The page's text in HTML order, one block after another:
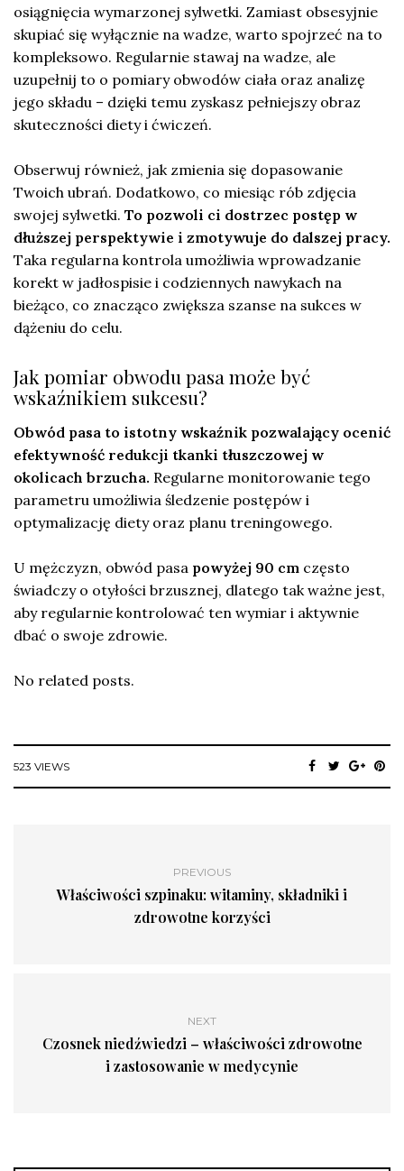
osiągnięcia wymarzonej sylwetki. Zamiast obsesyjnie
skupiać się wyłącznie na wadze, warto spojrzeć na to
kompleksowo. Regularnie stawaj na wadze, ale
uzupełnij to o pomiary obwodów ciała oraz analizę
jego składu – dzięki temu zyskasz pełniejszy obraz
skuteczności diety i ćwiczeń.
Obserwuj również, jak zmienia się dopasowanie
Twoich ubrań. Dodatkowo, co miesiąc rób zdjęcia
swojej sylwetki. To pozwoli ci dostrzec postęp w
dłuższej perspektywie i zmotywuje do dalszej pracy.
Taka regularna kontrola umożliwia wprowadzanie
korekt w jadłospisie i codziennych nawykach na
bieżąco, co znacząco zwiększa szanse na sukces w
dążeniu do celu.
Jak pomiar obwodu pasa może być
wskaźnikiem sukcesu?
Obwód pasa to istotny wskaźnik pozwalający ocenić
efektywność redukcji tkanki tłuszczowej w
okolicach brzucha. Regularne monitorowanie tego
parametru umożliwia śledzenie postępów i
optymalizację diety oraz planu treningowego.
U mężczyzn, obwód pasa powyżej 90 cm często
świadczy o otyłości brzusznej, dlatego tak ważne jest,
aby regularnie kontrolować ten wymiar i aktywnie
dbać o swoje zdrowie.
No related posts.
523 VIEWS
PREVIOUS
Właściwości szpinaku: witaminy, składniki i
zdrowotne korzyści
NEXT
Czosnek niedźwiedzi – właściwości zdrowotne
i zastosowanie w medycynie